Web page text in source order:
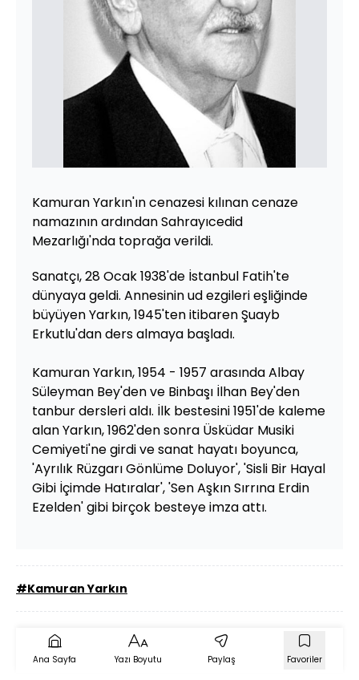
Kamuran Yarkın'ın cenazesi kılınan cenaze
namazının ardından Sahrayıcedid
Mezarlığı'nda toprağa verildi.
Sanatçı, 28 Ocak 1938'de İstanbul Fatih'te
dünyaya geldi. Annesinin ud ezgileri eşliğinde
büyüyen Yarkın, 1945'ten itibaren Şuayb
Erkutlu'dan ders almaya başladı.
Kamuran Yarkın, 1954 - 1957 arasında Albay
Süleyman Bey'den ve Binbaşı İlhan Bey'den
tanbur dersleri aldı. İlk bestesini 1951'de kaleme
alan Yarkın, 1962'den sonra Üsküdar Musiki
Cemiyeti'ne girdi ve sanat hayatı boyunca,
'Ayrılık Rüzgarı Gönlüme Doluyor', 'Sisli Bir Hayal
Gibi İçimde Hatıralar', 'Sen Aşkın Sırrına Erdin
Ezelden' gibi birçok besteye imza attı.
#Kamuran Yarkın
Ana Sayfa Yazı Boyutu Paylaş Favoriler